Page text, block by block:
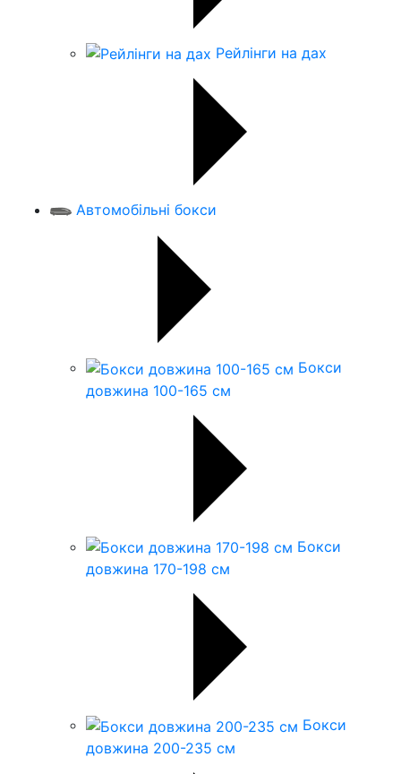
Рейлінги на дах
Автомобільні бокси
Бокси
довжина 100-165 см
Бокси
довжина 170-198 см
Бокси
довжина 200-235 см